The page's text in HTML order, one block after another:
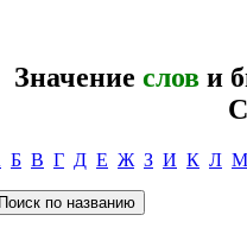
Значение слов и
Б В Г Д Е Ж З И К Л М